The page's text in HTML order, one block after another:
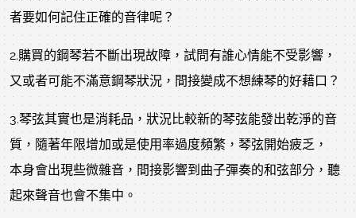
者要如何記住正確的音律呢？
2.購買的鋼琴若不斷出現故障，試問有誰心情能不受影響，
又或者可能不滿意鋼琴狀況，間接變成不想練琴的好藉口？
3.琴弦其實也是消耗品，狀況比較新的琴弦能發出乾淨的音
質，隨著年限增加或是使用率過度頻繁，琴弦開始疲乏，
本身會出現些微雜音，間接影響到曲子彈奏的和弦部分，聽
起來聲音也會不集中。